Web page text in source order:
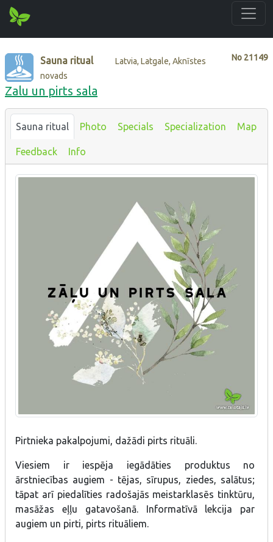
No 21149
Sauna ritual
Latvia, Latgale, Aknīstes
novads
Zalu un pirts sala
Sauna ritual Photo Specials Specialization Map
Feedback Info
Pirtnieka pakalpojumi, dažādi pirts rituāli.
Viesiem ir iespēja iegādāties produktus no
ārstniecības augiem - tējas, sīrupus, ziedes, salātus;
tāpat arī piedalīties radošajās meistarklasēs tinktūru,
masāžas eļļu gatavošanā. Informatīvā lekcija par
augiem un pirti, pirts rituāliem.